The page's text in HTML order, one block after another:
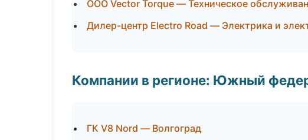
ООО Vector Torque — Техническое
Дилер-центр Electro Road — Электрика и
Компании в регионе: Южный
ГК V8 Nord — Волгоград